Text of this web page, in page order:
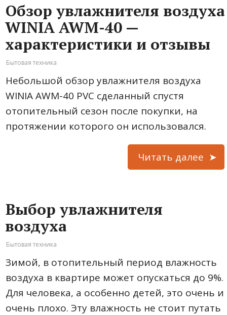
Обзор увлажнителя воздуха
WINIA AWM-40 —
характеристики и отзывы
Бытовая техника
Небольшой обзор увлажнителя воздуха
WINIA AWM-40 PVC сделанный спустя
отопительный сезон после покупки, на
протяжении которого он использовался.
Читать далее
Выбор увлажнителя
воздуха
Бытовая техника
Зимой, в отопительный период влажность
воздуха в квартире может опускаться до 9%.
Для человека, а особенно детей, это очень и
очень плохо. Эту влажность не стоит путать